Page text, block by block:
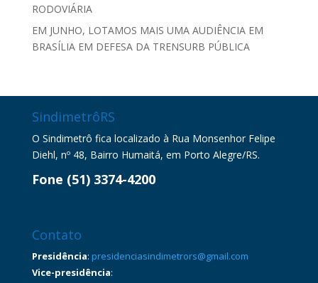
RODOVIÁRIA
EM JUNHO, LOTAMOS MAIS UMA AUDIÊNCIA EM
BRASÍLIA EM DEFESA DA TRENSURB PÚBLICA
SindimetrôRS
O Sindimetrô fica localizado à Rua Monsenhor Felipe
Diehl, nº 48, Bairro Humaitá, em Porto Alegre/RS.
Fone (51) 3374-4200
Contato
Presidência: presidenciasindimetrors@gmail.com
Vice-presidência: